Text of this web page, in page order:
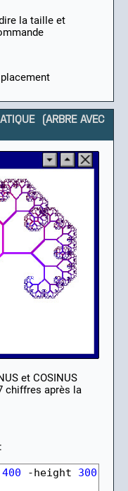
la taille et
(ARBRE AVEC
et COSINUS
chiffres après la
400 -height 300